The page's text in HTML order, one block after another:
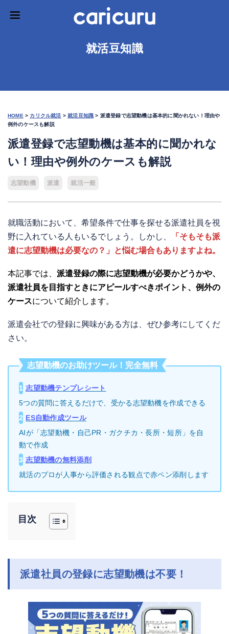
就活豆知識
HOME > カリクル就活 >就活豆知識 > 派遣登録で志望動機は基本的に聞かれない！理由や
例外のケースも解説
派遣登録で志望動機は基本的に聞かれな
い！理由や例外のケースも解説
志望動機 派遣 就活一般
就職活動において、希望条件で仕事を探せる派遣社員を視
野に入れている人もいるでしょう。しかし、
「そもそも派
遣に志望動機は必要なの？」
と悩む場合もありますよね。
本記事では、 派遣登録の際に志望動機が必要かどうかや、
派遣社員を目指すときにアピールすべきポイント、例外の
ケースについて紹介します。
派遣会社での登録に興味がある方は、ぜひ参考にしてくだ
さい。
志望動機のお助けツール！完全無料
1 志望動機テンプレシート
5つの質問に答えるだけで、受かる志望動機を作成できる
2 ES自動作成ツール
AIが「志望動機・自己PR・ガクチカ・長所・短所」を自
動で作成
3 志望動機の無料添削
就活のプロが人事から評価される観点で赤ペン添削します
目次
派遣社員の登録に志望動機は不要！